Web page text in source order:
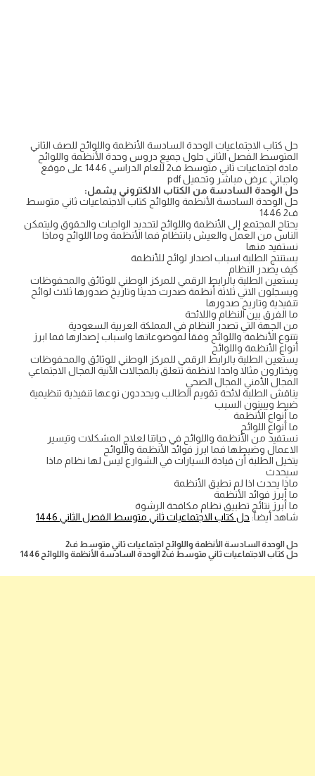
حل كتاب الاجتماعيات الوحدة السادسة الأنظمة واللوائح للصف الثاني
المتوسط الفصل الثاني حلول جميع دروس وحدة الأنظمة واللوائح
مادة اجتماعيات ثاني متوسط ف2 للعام الدراسي 1446 على موقع
واجباتي عرض مباشر وتحميل pdf
حل الوحدة السادسة من الكتاب الالكتروني يشمل:
حل الوحدة السادسة الأنظمة واللوائح كتاب الاجتماعيات ثاني متوسط
ف2 1446
يحتاج المجتمع إلى الأنظمة واللوائح لتحديد الواجبات والحقوق وليتمكن
الناس من العمل والعيش بانتظام فما الأنظمة وما اللوائح وماذا
نستفيد منها
يستنتج الطلبة اسباب اصدار لوائح للأنظمة
كيف يصدر النظام
يستعين الطلبة بالرابط الرقمي للمركز الوطني للوثائق والمحفوظات
ويسجلون الاتي ثلاثة أنظمة صدرت حديثا وتاريخ صدورها ثلاث لوائح
تنفيذية وتاريخ صدورها
ما الفرق بين النظام واللائحة
من الجهة التي تصدر النظام في المملكة العربية السعودية
تتنوع الأنظمة واللوائح وفقا لموضوعاتها واسباب إصدارها فما ابرز
أنواع الأنظمة واللوائح
يستعين الطلبة بالرابط الرقمي للمركز الوطني للوثائق والمحفوظات
ويختارون مثالا واحدا لانظمة تتعلق بالمجالات الآنية المجال الاجتماعي
المجال الأمني المجال الصحي
يناقش الطلبة لائحة تقويم الطالب ويحددون نوعها تنفيذية تنظيمية
ضبط ويبينون السبب
ما أنواع الأنظمة
ما أنواع اللوائح
نستفيد من الأنظمة واللوائح في حياتنا لعلاج المشكلات وتيسير
الاعمال وضبطها فما ابرز فوائد الأنظمة واللوائح
يتخيل الطلبة أن قيادة السيارات في الشوارع ليس لها نظام ماذا
سيحدث
ماذا يحدث اذا لم نطبق الأنظمة
ما أبرز فوائد الأنظمة
ما أبرز نتائج تطبيق نظام مكافحة الرشوة
شاهد أيضاً: حل كتاب الاجتماعيات ثاني متوسط الفصل الثاني 1446
حل الوحدة السادسة الأنظمة واللوائح اجتماعيات ثاني متوسط ف2
حل كتاب الاجتماعيات ثاني متوسط ف2 الوحدة السادسة الأنظمة واللوائح 1446